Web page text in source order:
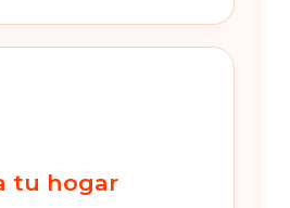
tu hogar